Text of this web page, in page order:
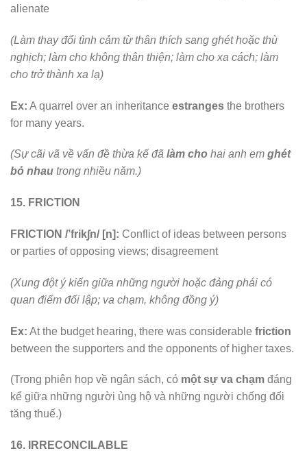
alienate
(Làm thay đổi tình cảm từ thân thích sang ghét hoặc thù
nghịch; làm cho không thân thiện; làm cho xa cách; làm
cho trở thành xa lạ)
Ex: A quarrel over an inheritance estranges the brothers
for many years.
(Sự cãi vã về vấn đề thừa kế đã làm cho hai anh em ghét
bỏ nhau trong nhiều năm.)
15. FRICTION
FRICTION /’frik∫n/ [n]: Conflict of ideas between persons
or parties of opposing views; disagreement
(Xung đột ý kiến giữa những người hoặc đảng phái có
quan điểm đối lập; va chạm, không đồng ý)
Ex: At the budget hearing, there was considerable friction
between the supporters and the opponents of higher taxes.
(Trong phiên họp về ngân sách, có một sự va chạm đáng
kể giữa những người ủng hộ và những người chống đối
tăng thuế.)
16. IRRECONCILABLE